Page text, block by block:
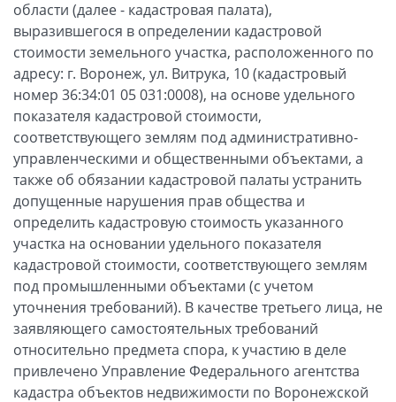
области (далее - кадастровая палата),
выразившегося в определении кадастровой
стоимости земельного участка, расположенного по
адресу: г. Воронеж, ул. Витрука, 10 (кадастровый
номер 36:34:01 05 031:0008), на основе удельного
показателя кадастровой стоимости,
соответствующего землям под административно-
управленческими и общественными объектами, а
также об обязании кадастровой палаты устранить
допущенные нарушения прав общества и
определить кадастровую стоимость указанного
участка на основании удельного показателя
кадастровой стоимости, соответствующего землям
под промышленными объектами (с учетом
уточнения требований). В качестве третьего лица, не
заявляющего самостоятельных требований
относительно предмета спора, к участию в деле
привлечено Управление Федерального агентства
кадастра объектов недвижимости по Воронежской